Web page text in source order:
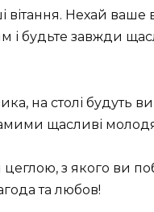
Нехай ваше
будьте завжди
на столі будуть
щасливі
з якого ви
та любов!